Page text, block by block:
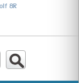
8R